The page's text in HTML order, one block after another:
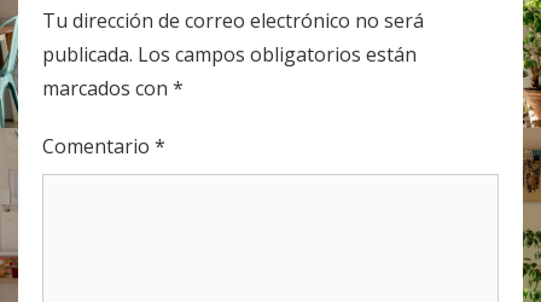
Tu dirección de correo electrónico no será
publicada. Los campos obligatorios están
marcados con *
Comentario *